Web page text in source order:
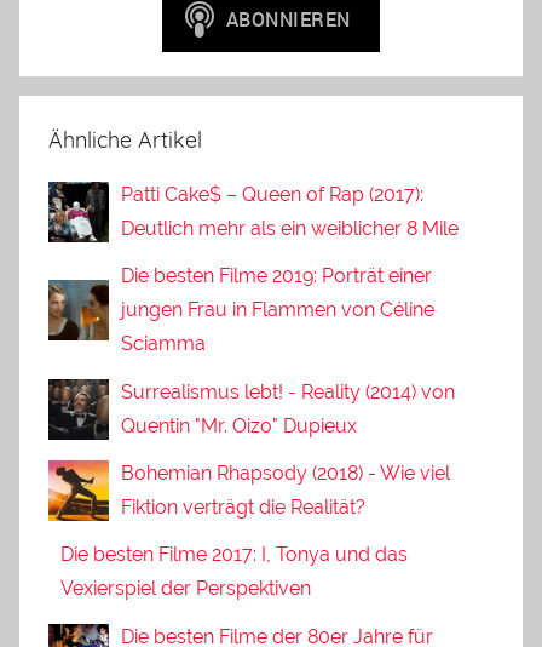
Ähnliche Artikel
Patti Cake$ – Queen of Rap (2017):
Deutlich mehr als ein weiblicher 8 Mile
Die besten Filme 2019: Porträt einer
jungen Frau in Flammen von Céline
Sciamma
Surrealismus lebt! - Reality (2014) von
Quentin "Mr. Oizo" Dupieux
Bohemian Rhapsody (2018) - Wie viel
Fiktion verträgt die Realität?
Die besten Filme 2017: I, Tonya und das
Vexierspiel der Perspektiven
Die besten Filme der 80er Jahre für